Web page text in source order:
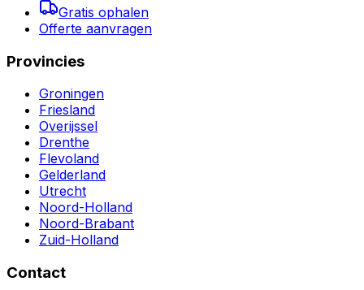
Gratis ophalen
Offerte aanvragen
Provincies
Groningen
Friesland
Overijssel
Drenthe
Flevoland
Gelderland
Utrecht
Noord-Holland
Noord-Brabant
Zuid-Holland
Contact